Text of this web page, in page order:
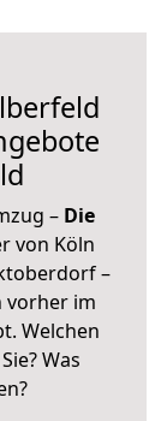
– Die
von Köln
–
vorher im
Welchen
Was